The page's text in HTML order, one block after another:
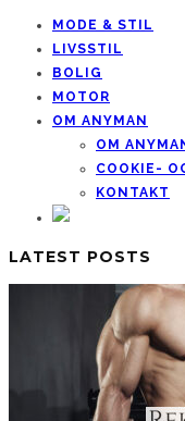
MODE & STIL
LIVSSTIL
BOLIG
MOTOR
OM ANYMAN
OM
COOKIE-
KONTAKT
LATEST POSTS